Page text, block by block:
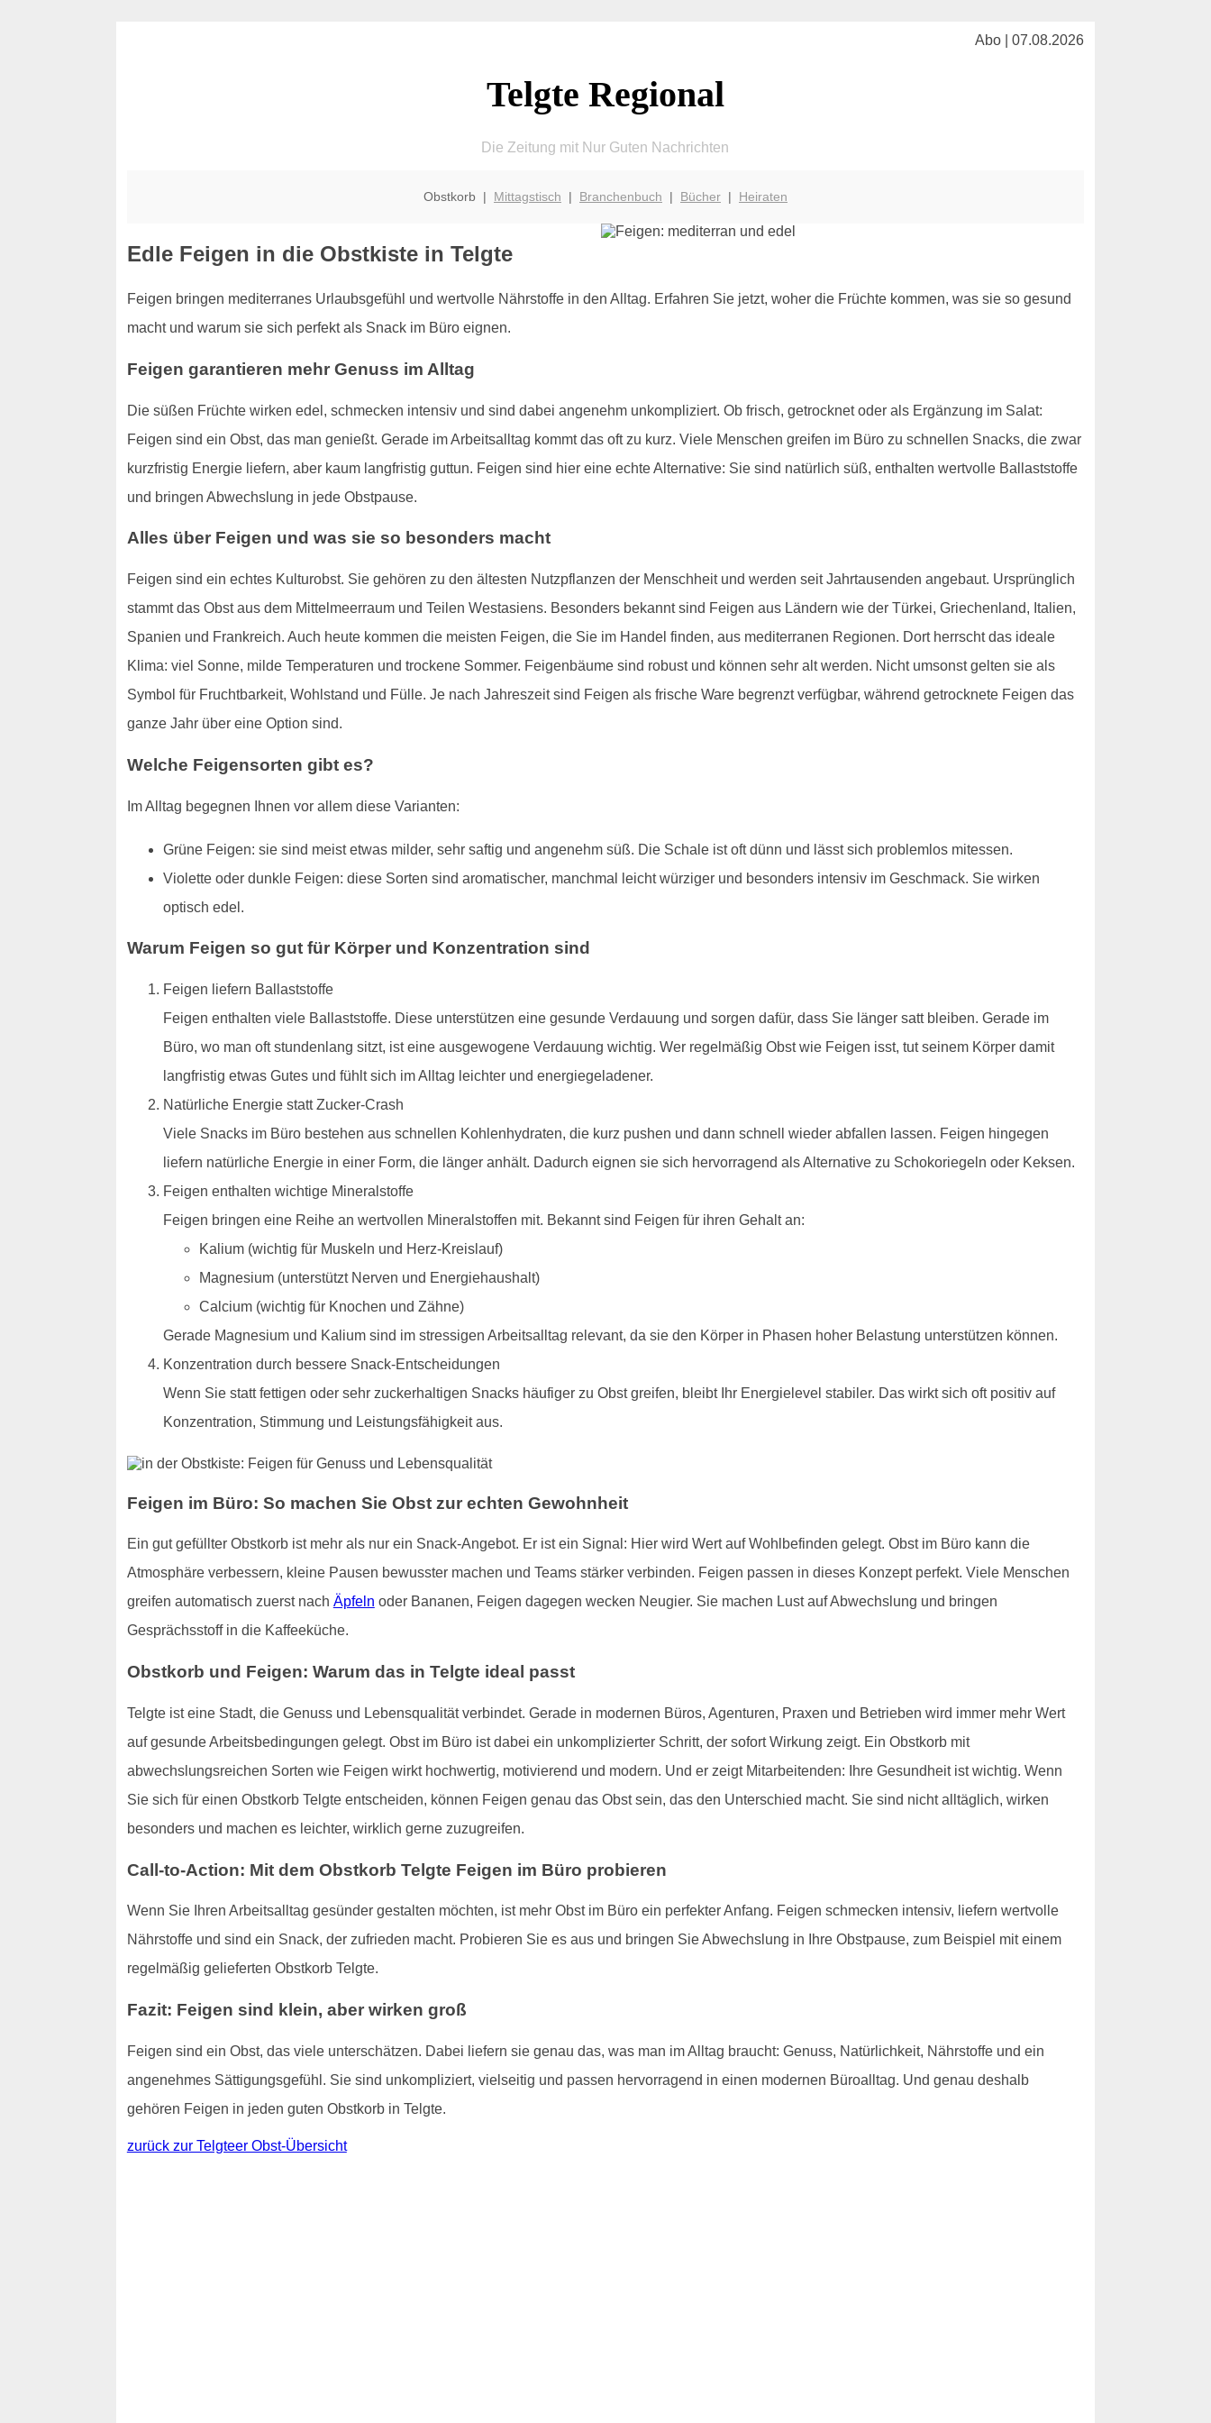
Abo | 07.08.2026
Telgte Regional
Die Zeitung mit Nur Guten Nachrichten
Obstkorb | Mittagstisch | Branchenbuch | Bücher| Heiraten
Edle Feigen in die Obstkiste in Telgte
Feigen bringen mediterranes Urlaubsgefühl und wertvolle Nährstoffe in den Alltag. Erfahren Sie jetzt, woher die Früchte kommen, was sie so gesund
macht und warum sie sich perfekt als Snack im Büro eignen.
Feigen garantieren mehr Genuss im Alltag
Die süßen Früchte wirken edel, schmecken intensiv und sind dabei angenehm unkompliziert. Ob frisch, getrocknet oder als Ergänzung im Salat:
Feigen sind ein Obst, das man genießt. Gerade im Arbeitsalltag kommt das oft zu kurz. Viele Menschen greifen im Büro zu schnellen Snacks, die zwar
kurzfristig Energie liefern, aber kaum langfristig guttun. Feigen sind hier eine echte Alternative: Sie sind natürlich süß, enthalten wertvolle Ballaststoffe
und bringen Abwechslung in jede Obstpause.
Alles über Feigen und was sie so besonders macht
Feigen sind ein echtes Kulturobst. Sie gehören zu den ältesten Nutzpflanzen der Menschheit und werden seit Jahrtausenden angebaut. Ursprünglich
stammt das Obst aus dem Mittelmeerraum und Teilen Westasiens. Besonders bekannt sind Feigen aus Ländern wie der Türkei, Griechenland, Italien,
Spanien und Frankreich. Auch heute kommen die meisten Feigen, die Sie im Handel finden, aus mediterranen Regionen. Dort herrscht das ideale
Klima: viel Sonne, milde Temperaturen und trockene Sommer. Feigenbäume sind robust und können sehr alt werden. Nicht umsonst gelten sie als
Symbol für Fruchtbarkeit, Wohlstand und Fülle. Je nach Jahreszeit sind Feigen als frische Ware begrenzt verfügbar, während getrocknete Feigen das
ganze Jahr über eine Option sind.
Welche Feigensorten gibt es?
Im Alltag begegnen Ihnen vor allem diese Varianten:
Grüne Feigen: sie sind meist etwas milder, sehr saftig und angenehm süß. Die Schale ist oft dünn und lässt sich problemlos mitessen.
Violette oder dunkle Feigen: diese Sorten sind aromatischer, manchmal leicht würziger und besonders intensiv im Geschmack. Sie wirken
optisch edel.
Warum Feigen so gut für Körper und Konzentration sind
Feigen liefern Ballaststoffe
Feigen enthalten viele Ballaststoffe. Diese unterstützen eine gesunde Verdauung und sorgen dafür, dass Sie länger satt bleiben. Gerade im
Büro, wo man oft stundenlang sitzt, ist eine ausgewogene Verdauung wichtig. Wer regelmäßig Obst wie Feigen isst, tut seinem Körper damit
langfristig etwas Gutes und fühlt sich im Alltag leichter und energiegeladener.
Natürliche Energie statt Zucker-Crash
Viele Snacks im Büro bestehen aus schnellen Kohlenhydraten, die kurz pushen und dann schnell wieder abfallen lassen. Feigen hingegen
liefern natürliche Energie in einer Form, die länger anhält. Dadurch eignen sie sich hervorragend als Alternative zu Schokoriegeln oder Keksen.
Feigen enthalten wichtige Mineralstoffe
Feigen bringen eine Reihe an wertvollen Mineralstoffen mit. Bekannt sind Feigen für ihren Gehalt an:
Kalium (wichtig für Muskeln und Herz-Kreislauf)
Magnesium (unterstützt Nerven und Energiehaushalt)
Calcium (wichtig für Knochen und Zähne)
Gerade Magnesium und Kalium sind im stressigen Arbeitsalltag relevant, da sie den Körper in Phasen hoher Belastung unterstützen können.
Konzentration durch bessere Snack-Entscheidungen
Wenn Sie statt fettigen oder sehr zuckerhaltigen Snacks häufiger zu Obst greifen, bleibt Ihr Energielevel stabiler. Das wirkt sich oft positiv auf
Konzentration, Stimmung und Leistungsfähigkeit aus.
Feigen im Büro: So machen Sie Obst zur echten Gewohnheit
Ein gut gefüllter Obstkorb ist mehr als nur ein Snack-Angebot. Er ist ein Signal: Hier wird Wert auf Wohlbefinden gelegt. Obst im Büro kann die
Atmosphäre verbessern, kleine Pausen bewusster machen und Teams stärker verbinden. Feigen passen in dieses Konzept perfekt. Viele Menschen
greifen automatisch zuerst nach Äpfeln oder Bananen, Feigen dagegen wecken Neugier. Sie machen Lust auf Abwechslung und bringen
Gesprächsstoff in die Kaffeeküche.
Obstkorb und Feigen: Warum das in Telgte ideal passt
Telgte ist eine Stadt, die Genuss und Lebensqualität verbindet. Gerade in modernen Büros, Agenturen, Praxen und Betrieben wird immer mehr Wert
auf gesunde Arbeitsbedingungen gelegt. Obst im Büro ist dabei ein unkomplizierter Schritt, der sofort Wirkung zeigt. Ein Obstkorb mit
abwechslungsreichen Sorten wie Feigen wirkt hochwertig, motivierend und modern. Und er zeigt Mitarbeitenden: Ihre Gesundheit ist wichtig. Wenn
Sie sich für einen Obstkorb Telgte entscheiden, können Feigen genau das Obst sein, das den Unterschied macht. Sie sind nicht alltäglich, wirken
besonders und machen es leichter, wirklich gerne zuzugreifen.
Call-to-Action: Mit dem Obstkorb Telgte Feigen im Büro probieren
Wenn Sie Ihren Arbeitsalltag gesünder gestalten möchten, ist mehr Obst im Büro ein perfekter Anfang. Feigen schmecken intensiv, liefern wertvolle
Nährstoffe und sind ein Snack, der zufrieden macht. Probieren Sie es aus und bringen Sie Abwechslung in Ihre Obstpause, zum Beispiel mit einem
regelmäßig gelieferten Obstkorb Telgte.
Fazit: Feigen sind klein, aber wirken groß
Feigen sind ein Obst, das viele unterschätzen. Dabei liefern sie genau das, was man im Alltag braucht: Genuss, Natürlichkeit, Nährstoffe und ein
angenehmes Sättigungsgefühl. Sie sind unkompliziert, vielseitig und passen hervorragend in einen modernen Büroalltag. Und genau deshalb
gehören Feigen in jeden guten Obstkorb in Telgte.
zurück zur Telgteer Obst-Übersicht